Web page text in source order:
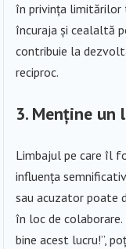
în privința limitărilor
încuraja și cealaltă
contribuie la
reciproc.
3. Menține un
Limbajul pe care îl
influența
sau acuzator poate
în loc de
bine acest lucru!”,